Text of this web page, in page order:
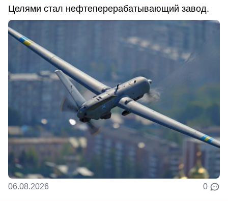
Целями стал нефтеперерабатывающий завод.
06.08.2026 0